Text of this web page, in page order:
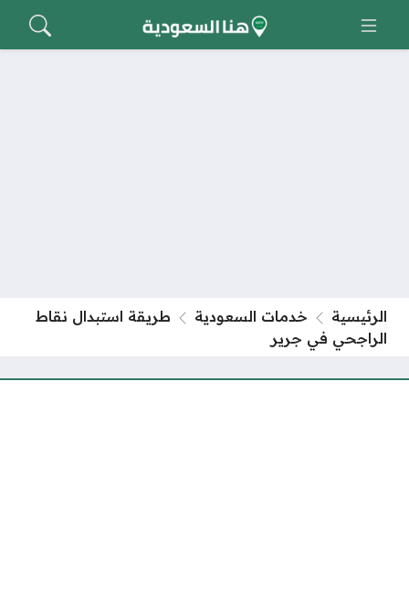
الرئيسية خدمات السعودية
طريقة استبدال نقاط
الراجحي في جرير